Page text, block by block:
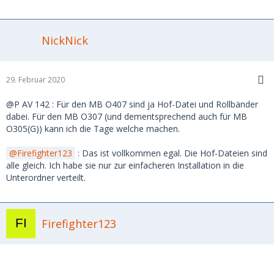
NickNick
29. Februar 2020
@P AV 142 : Für den MB O407 sind ja Hof-Datei und Rollbänder
dabei. Für den MB O307 (und dementsprechend auch für MB
O305(G)) kann ich die Tage welche machen.
Firefighter123 : Das ist vollkommen egal. Die Hof-Dateien sind
alle gleich. Ich habe sie nur zur einfacheren Installation in die
Unterordner verteilt.
Firefighter123